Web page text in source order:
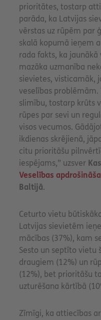
prioritātes, tostarp
parāda, ka Latvijas
vērstas uz rūpēm par
skalā kopumā ieņem
rada fakts, ka
mazāka uzmanība
sievietes, visticamāk,
veselības problēmām.
slimību, tostarp krūts
rūpes par sevi un
visos vecumos.
ikdienas skrējienā,
citu prioritāšu
iespējams,” uzsver
Veselības
Baltijā.
Ceturto vietu
Latvijas sievietēm
mācības (37%), kam
Sesto un septīto vietu
draugiem (12%) un
(12%), bet prioritāšu
uzturēšana kārtībā
Zīmīgi, ka attiecības